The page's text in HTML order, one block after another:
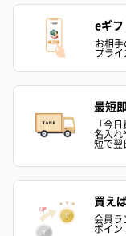
キャンドル・お香
キャンドル・お香を
eギフ
お相
プライ
最短
「今
名入れ
短で翌
買え
会員ラ
ポイン